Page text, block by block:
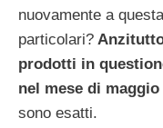
nuovamente a
particolari?
prodotti in
nel mese di maggio
sono esatti.